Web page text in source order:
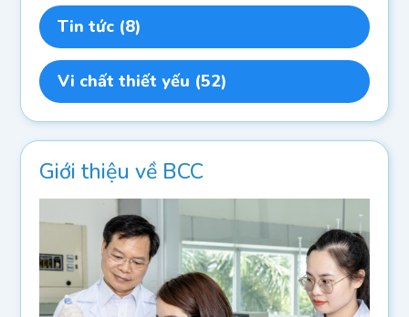
Tin tức (8)
Vi chất thiết yếu (52)
Giới thiệu về BCC